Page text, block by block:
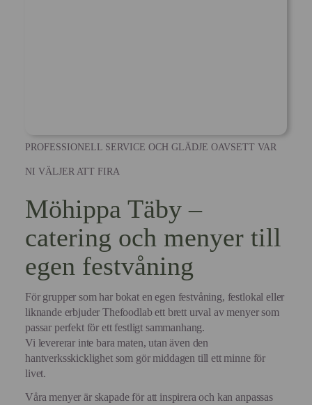
PROFESSIONELL SERVICE OCH GLÄDJE OAVSETT VAR
NI VÄLJER ATT FIRA
Möhippa Täby –
catering och menyer till
egen festvåning
För grupper som har bokat en egen festvåning, festlokal eller
liknande erbjuder Thefoodlab ett brett urval av menyer som
passar perfekt för ett festligt sammanhang.
Vi levererar inte bara maten, utan även den
hantverksskicklighet som gör middagen till ett minne för
livet.
Våra menyer är skapade för att inspirera och kan anpassas